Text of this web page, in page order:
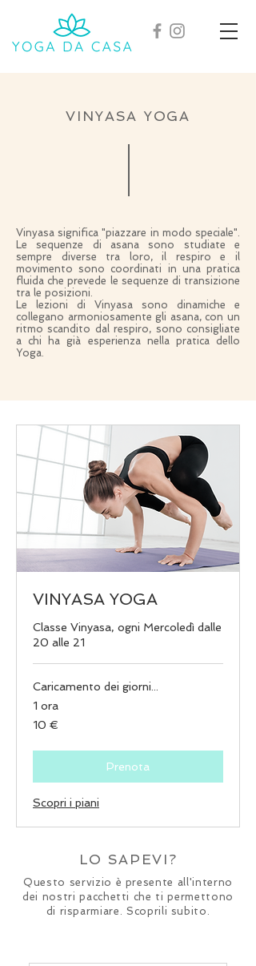
VINYASA YOGA
Vinyasa significa "piazzare in modo speciale".
Le sequenze di asana sono studiate e
sempre diverse tra loro, il respiro e il
movimento sono coordinati in una pratica
fluida che prevede le sequenze di transizione
tra le posizioni.
Le lezioni di Vinyasa sono dinamiche e
collegano armoniosamente gli asana, con un
ritmo scandito dal respiro, sono consigliate
a chi ha già esperienza nella pratica dello
Yoga.
VINYASA YOGA
Classe Vinyasa, ogni Mercoledì dalle
20 alle 21
Caricamento dei giorni...
1 ora
10
euro
10 €
Prenota
Scopri i piani
LO SAPEVI?
Questo servizio è presente all'interno
dei nostri pacchetti che ti permettono
di risparmiare. Scoprili subito.